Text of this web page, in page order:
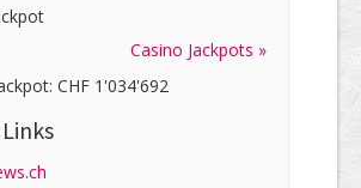
Casino Jackpots »
CHF 1'034'692